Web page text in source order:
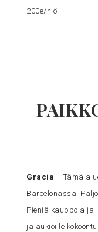
200e/hlö.
Gracia – Tämä
Barcelonassa!
Pieniä kauppoja ja
ja aukioille